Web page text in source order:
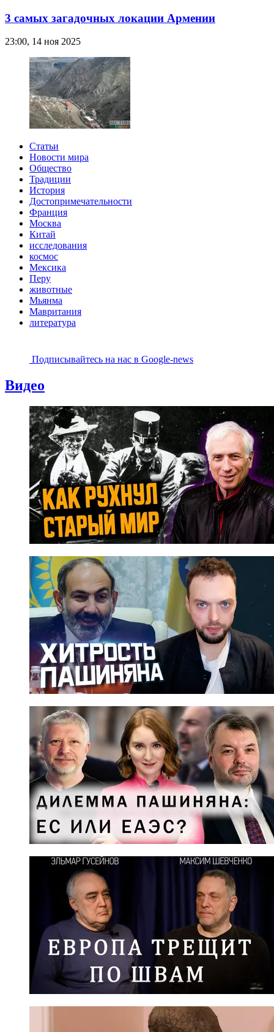
3 самых загадочных локации Армении
23:00, 14 ноя 2025
Статьи
Новости мира
Общество
Традиции
История
Достопримечательности
Франция
Москва
Китай
исследования
космос
Мексика
Перу
животные
Мьянма
Мавритания
литература
Подписывайтесь на наc в Google-news
Видео